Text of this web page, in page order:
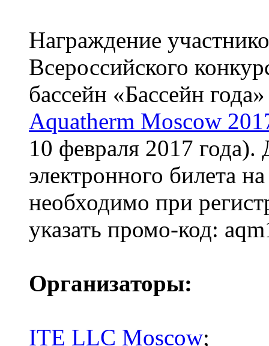
Награждение
Всероссийского
бассейн «Бассейн
Aquatherm Moscow
10 февраля 2017 года).
электронного билета
необходимо при
указать промо-код:
Организаторы:
ITE LLC Moscow;